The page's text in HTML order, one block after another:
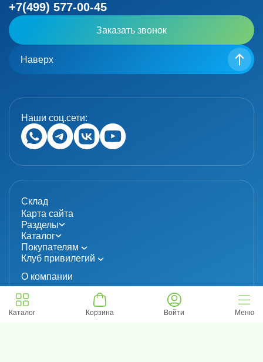
+7(499) 577-00-45
Заказать звонок
Наверх
Наши соц.сети:
Склад
Карта сайта
Разделы
Каталог
Покупателям
Клуб привилегий
О компании
© 2024 «MolecuLab». Все права защищены.
Каталог Корзина Войти Меню